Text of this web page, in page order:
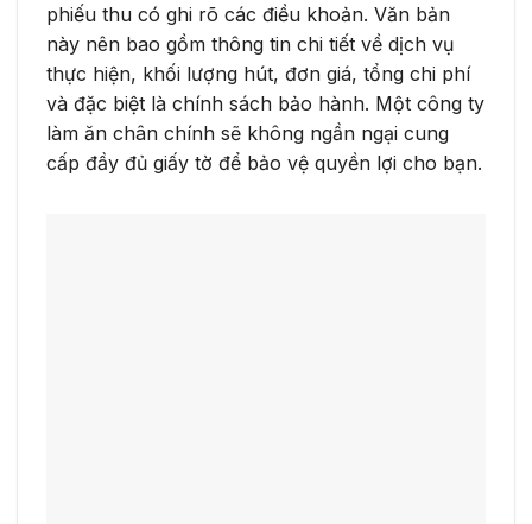
phiếu thu có ghi rõ các điều khoản. Văn bản
này nên bao gồm thông tin chi tiết về dịch vụ
thực hiện, khối lượng hút, đơn giá, tổng chi phí
và đặc biệt là chính sách bảo hành. Một công ty
làm ăn chân chính sẽ không ngần ngại cung
cấp đầy đủ giấy tờ để bảo vệ quyền lợi cho bạn.